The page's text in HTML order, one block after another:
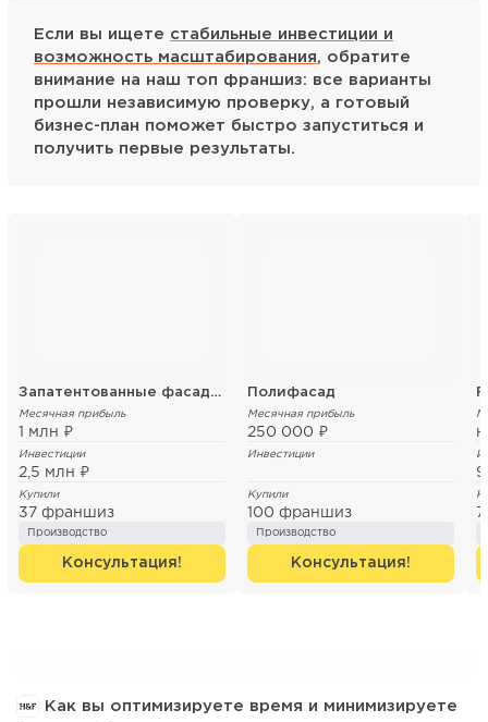
Если вы ищете стабильные инвестиции и
возможность масштабирования, обратите
внимание на наш топ франшиз: все варианты
прошли независимую проверку, а готовый
бизнес-план поможет быстро запуститься и
получить первые результаты.
Запатентованные фасадные термопанели
Месячная прибыль
1 млн ₽
Инвестиции
2,5 млн ₽
Купили
37 франшиз
Производство
Консультация!
Полифасад
Месячная прибыль
250 000 ₽
Инвестиции
Купили
100 франшиз
Производство
Консультация!
Как вы оптимизируете время и минимизируете